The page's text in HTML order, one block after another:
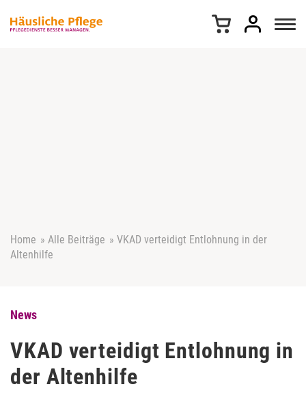
Home » Alle Beiträge » VKAD verteidigt Entlohnung in der
Altenhilfe
News
VKAD verteidigt Entlohnung in
der Altenhilfe